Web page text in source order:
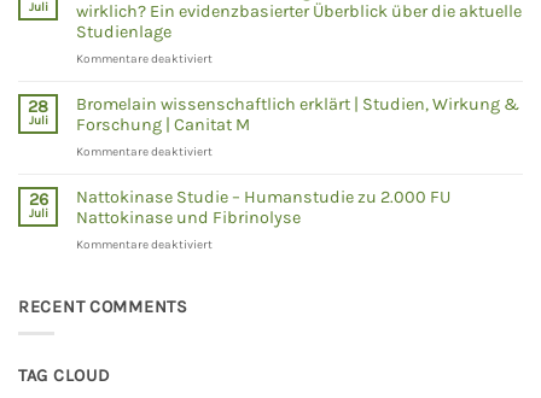
–
zeigen
wirklich?
Juli
wirklich? Ein evidenzbasierter Überblick über die aktuelle
Studienlage
Kommentare deaktiviertfür
NMN
und
NR
–
sagt
die
Wissenschaft
wirklich?
28
Juli
Bromelain wissenschaftlich erklärt | Studien, Wirkung &
Forschung | Canitat M
Kommentare deaktiviertfür
wissenschaftlich
erklärt
|
Studien,
26
Juli
Nattokinase Studie – Humanstudie zu 2.000 FU
Nattokinase und Fibrinolyse
Kommentare deaktiviertfür
RECENT COMMENTS
TAG CLOUD